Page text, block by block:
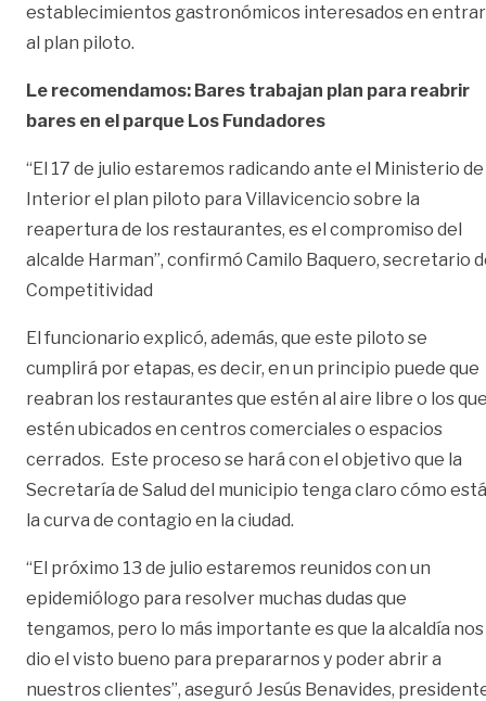
establecimientos gastronómicos interesados en entrar
al plan piloto.
Le recomendamos: Bares trabajan plan para reabrir
bares en el parque Los Fundadores
“El 17 de julio estaremos radicando ante el Ministerio de
Interior el plan piloto para Villavicencio sobre la
reapertura de los restaurantes, es el compromiso del
alcalde Harman”, confirmó Camilo Baquero, secretario
Competitividad
El funcionario explicó, además, que este piloto se
cumplirá por etapas, es decir, en un principio puede que
reabran los restaurantes que estén al aire libre o los
estén ubicados en centros comerciales o espacios
cerrados. Este proceso se hará con el objetivo que la
Secretaría de Salud del municipio tenga claro cómo está
la curva de contagio en la ciudad.
“El próximo 13 de julio estaremos reunidos con un
epidemiólogo para resolver muchas dudas que
tengamos, pero lo más importante es que la alcaldía nos
dio el visto bueno para prepararnos y poder abrir a
nuestros clientes”, aseguró Jesús Benavides,